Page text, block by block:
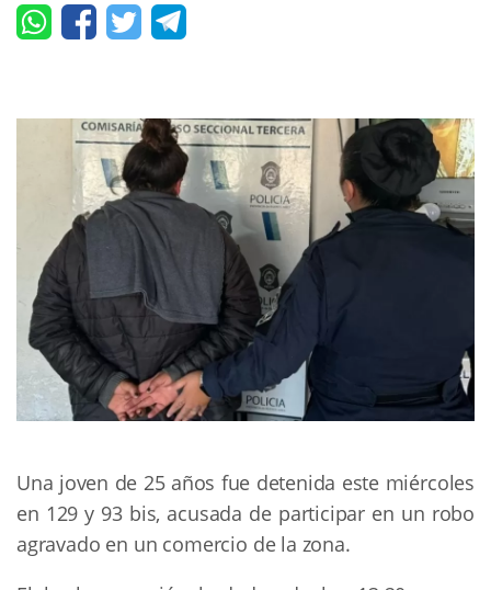
Una joven de 25 años fue detenida este miércoles
en 129 y 93 bis, acusada de participar en un robo
agravado en un comercio de la zona.